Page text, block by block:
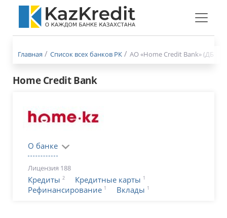
Меню
Главная Список всех банков РК АО «Home Credit Bank» (ДБ АО
Home Credit Bank
О банке
Лицензия 188
Кредиты 2 Кредитные карты 1
Рефинансирование 1 Вклады 1